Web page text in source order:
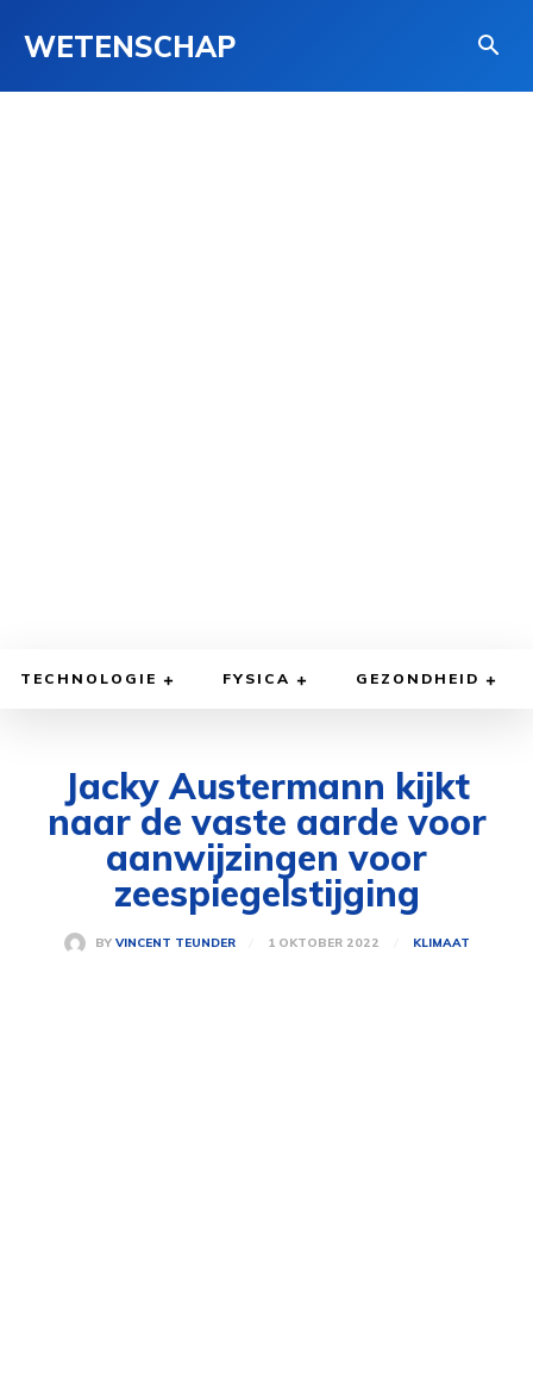
WETENSCHAP
TECHNOLOGIE FYSICA GEZONDHEID
Jacky Austermann kijkt
naar de vaste aarde voor
aanwijzingen voor
zeespiegelstijging
BY VINCENT TEUNDER 1 OKTOBER 2022 KLIMAAT